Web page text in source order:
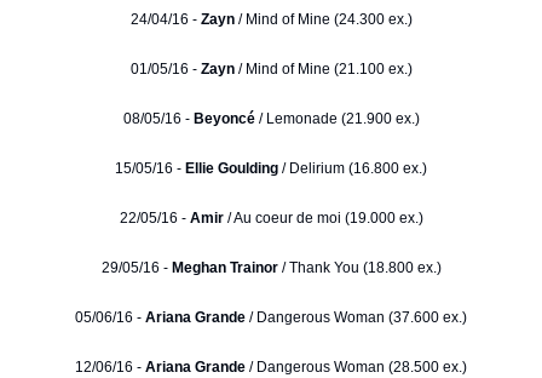
24/04/16 - Zayn / Mind of Mine (24.300 ex.)
01/05/16 - Zayn / Mind of Mine (21.100 ex.)
08/05/16 - Beyoncé / Lemonade (21.900 ex.)
15/05/16 - Ellie Goulding / Delirium (16.800 ex.)
22/05/16 - Amir / Au coeur de moi (19.000 ex.)
29/05/16 - Meghan Trainor/ Thank You (18.800 ex.)
05/06/16 - Ariana Grande / Dangerous Woman (37.600 ex.)
12/06/16 - Ariana Grande / Dangerous Woman (28.500 ex.)